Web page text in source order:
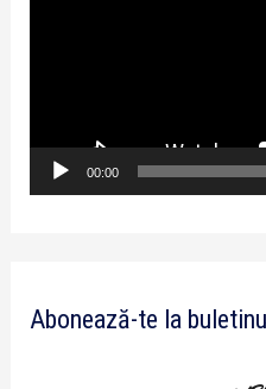
o
00:00
Abonează-te la